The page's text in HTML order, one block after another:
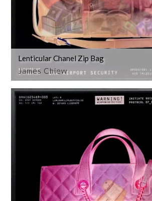
James Chiew
Lenticular Chanel Zip Bag